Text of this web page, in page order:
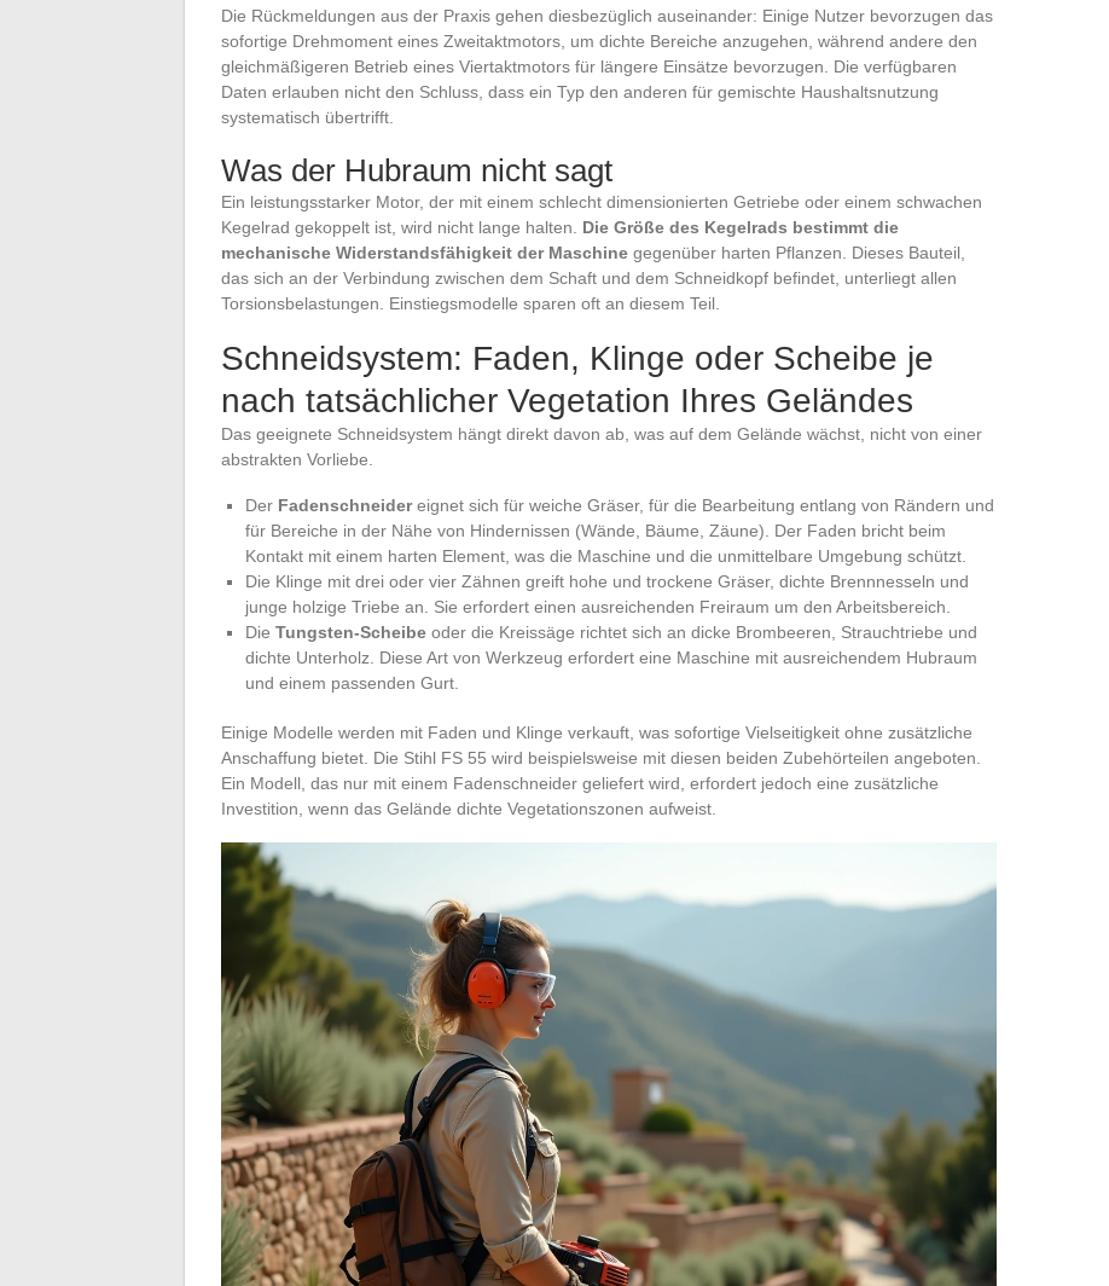
Die Rückmeldungen aus der Praxis gehen diesbezüglich auseinander: Einige Nutzer bevorzugen das
sofortige Drehmoment eines Zweitaktmotors, um dichte Bereiche anzugehen, während andere den
gleichmäßigeren Betrieb eines Viertaktmotors für längere Einsätze bevorzugen. Die verfügbaren
Daten erlauben nicht den Schluss, dass ein Typ den anderen für gemischte Haushaltsnutzung
systematisch übertrifft.
Was der Hubraum nicht sagt
Ein leistungsstarker Motor, der mit einem schlecht dimensionierten Getriebe oder einem schwachen
Kegelrad gekoppelt ist, wird nicht lange halten. Die Größe des Kegelrads bestimmt die
mechanische Widerstandsfähigkeit der Maschine gegenüber harten Pflanzen. Dieses Bauteil,
das sich an der Verbindung zwischen dem Schaft und dem Schneidkopf befindet, unterliegt allen
Torsionsbelastungen. Einstiegsmodelle sparen oft an diesem Teil.
Schneidsystem: Faden, Klinge oder Scheibe je
nach tatsächlicher Vegetation Ihres Geländes
Das geeignete Schneidsystem hängt direkt davon ab, was auf dem Gelände wächst, nicht von einer
abstrakten Vorliebe.
Der Fadenschneidereignet sich für weiche Gräser, für die Bearbeitung entlang von Rändern und
für Bereiche in der Nähe von Hindernissen (Wände, Bäume, Zäune). Der Faden bricht beim
Kontakt mit einem harten Element, was die Maschine und die unmittelbare Umgebung schützt.
Die Klinge mit drei oder vier Zähnen greift hohe und trockene Gräser, dichte Brennnesseln und
junge holzige Triebe an. Sie erfordert einen ausreichenden Freiraum um den Arbeitsbereich.
Die Tungsten-Scheibe oder die Kreissäge richtet sich an dicke Brombeeren, Strauchtriebe und
dichte Unterholz. Diese Art von Werkzeug erfordert eine Maschine mit ausreichendem Hubraum
und einem passenden Gurt.
Einige Modelle werden mit Faden und Klinge verkauft, was sofortige Vielseitigkeit ohne zusätzliche
Anschaffung bietet. Die Stihl FS 55 wird beispielsweise mit diesen beiden Zubehörteilen angeboten.
Ein Modell, das nur mit einem Fadenschneider geliefert wird, erfordert jedoch eine zusätzliche
Investition, wenn das Gelände dichte Vegetationszonen aufweist.